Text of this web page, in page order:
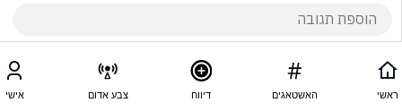
ראשי האשטאגים דיווח צבע אדום אישי